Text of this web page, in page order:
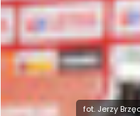
fot. Jerzy